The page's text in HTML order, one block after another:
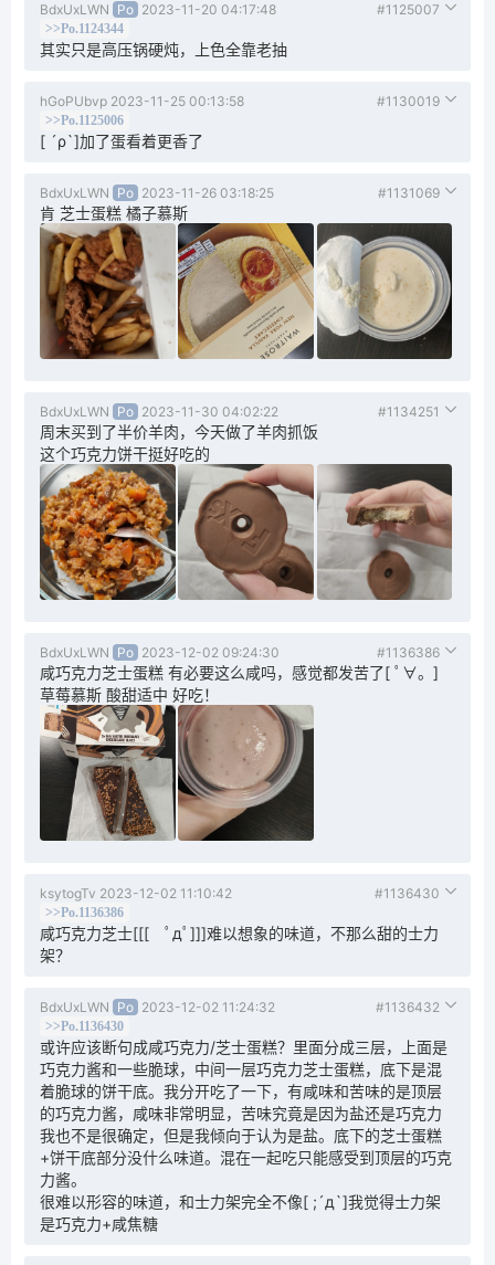
BdxUxLWN Po 2023-11-20 04:17:48 #1125007
>>Po.1124344
其实只是高压锅硬炖，上色全靠老抽
hGoPUbvp 2023-11-25 00:13:58 #1130019
>>Po.1125006
[ ´ρ`]加了蛋看着更香了
BdxUxLWN Po 2023-11-26 03:18:25 #1131069
肯 芝士蛋糕 橘子慕斯
BdxUxLWN Po 2023-11-30 04:02:22 #1134251
周末买到了半价羊肉，今天做了羊肉抓饭
这个巧克力饼干挺好吃的
BdxUxLWN Po 2023-12-02 09:24:30 #1136386
咸巧克力芝士蛋糕 有必要这么咸吗，感觉都发苦了[ ﾟ∀。]
草莓慕斯 酸甜适中 好吃！
ksytogTv 2023-12-02 11:10:42 #1136430
>>Po.1136386
咸巧克力芝士[[[ ﾟдﾟ]]]难以想象的味道，不那么甜的士力
架？
BdxUxLWN Po 2023-12-02 11:24:32 #1136432
>>Po.1136430
或许应该断句成咸巧克力/芝士蛋糕？里面分成三层，上面是
巧克力酱和一些脆球，中间一层巧克力芝士蛋糕，底下是混
着脆球的饼干底。我分开吃了一下，有咸味和苦味的是顶层
的巧克力酱，咸味非常明显，苦味究竟是因为盐还是巧克力
我也不是很确定，但是我倾向于认为是盐。底下的芝士蛋糕
+饼干底部分没什么味道。混在一起吃只能感受到顶层的巧克
力酱。
很难以形容的味道，和士力架完全不像[ ;´д`]我觉得士力架
是巧克力+咸焦糖